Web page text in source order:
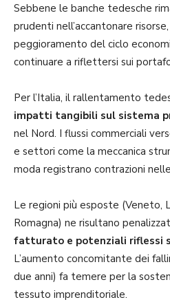
Sebbene le banche tedesche
prudenti nell’accantonare
peggioramento del ciclo
continuare a riflettersi sui
Per l’Italia, il rallentamento
impatti tangibili sul sistema
nel Nord. I flussi commerciali
e settori come la meccanica
moda registrano contrazioni
Le regioni più esposte (Veneto,
Romagna) ne risultano
fatturato e potenziali riflessi
L’aumento concomitante dei
due anni) fa temere per la
tessuto imprenditoriale.